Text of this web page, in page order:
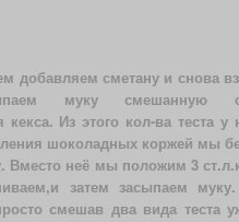
добавляем сметану и снова
муку смешанную с
Из этого кол-ва теста
шоколадных коржей мы
неё мы положим 3
затем засыпаем
смешав два вида теста